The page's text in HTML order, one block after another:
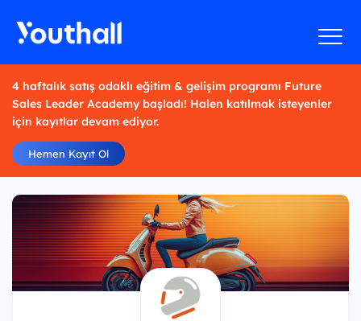
4 haftalık satış odaklı eğitim & gelişim programı Future
Sales Leader Academy başladı! Halen katılmak isteyenler
için kayıtlar devam ediyor.
Hemen Kayıt Ol